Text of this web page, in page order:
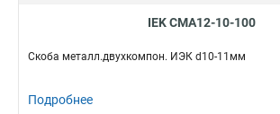
IEK CMA12-10-100
Скоба металл.двухкомпон. ИЭК d10-11мм
Подробнее